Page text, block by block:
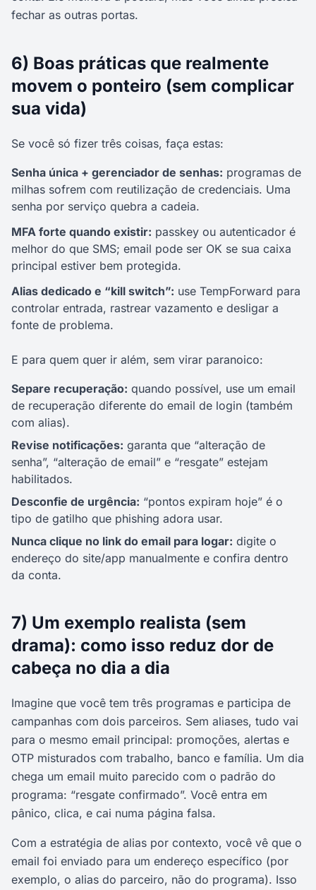
fechar as outras portas.
6) Boas práticas que realmente
movem o ponteiro (sem complicar
sua vida)
Se você só fizer três coisas, faça estas:
Senha única + gerenciador de senhas: programas de
milhas sofrem com reutilização de credenciais. Uma
senha por serviço quebra a cadeia.
MFA forte quando existir: passkey ou autenticador é
melhor do que SMS; email pode ser OK se sua caixa
principal estiver bem protegida.
Alias dedicado e “kill switch”: use TempForward para
controlar entrada, rastrear vazamento e desligar a
fonte de problema.
E para quem quer ir além, sem virar paranoico:
Separe recuperação: quando possível, use um email
de recuperação diferente do email de login (também
com alias).
Revise notificações: garanta que “alteração de
senha”, “alteração de email” e “resgate” estejam
habilitados.
Desconfie de urgência: “pontos expiram hoje” é o
tipo de gatilho que phishing adora usar.
Nunca clique no link do email para logar: digite o
endereço do site/app manualmente e confira dentro
da conta.
7) Um exemplo realista (sem
drama): como isso reduz dor de
cabeça no dia a dia
Imagine que você tem três programas e participa de
campanhas com dois parceiros. Sem aliases, tudo vai
para o mesmo email principal: promoções, alertas e
OTP misturados com trabalho, banco e família. Um dia
chega um email muito parecido com o padrão do
programa: “resgate confirmado”. Você entra em
pânico, clica, e cai numa página falsa.
Com a estratégia de alias por contexto, você vê que o
email foi enviado para um endereço específico (por
exemplo, o alias do parceiro, não do programa). Isso